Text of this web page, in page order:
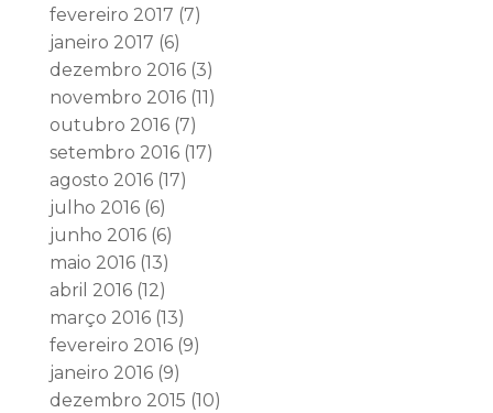
fevereiro 2017 (7)
janeiro 2017 (6)
dezembro 2016(3)
novembro 2016(11)
outubro 2016(7)
setembro 2016(17)
agosto 2016(17)
julho 2016(6)
junho 2016(6)
maio 2016(13)
abril 2016(12)
março 2016(13)
fevereiro 2016(9)
janeiro 2016(9)
dezembro 2015 (10)